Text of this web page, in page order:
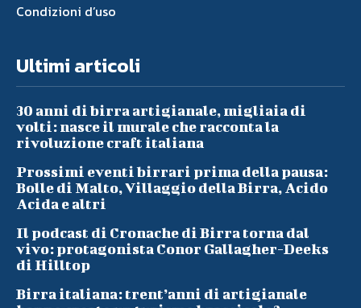
Condizioni d’uso
Ultimi articoli
30 anni di birra artigianale, migliaia di
volti: nasce il murale che racconta la
rivoluzione craft italiana
Prossimi eventi birrari prima della pausa:
Bolle di Malto, Villaggio della Birra, Acido
Acida e altri
Il podcast di Cronache di Birra torna dal
vivo: protagonista Conor Gallagher-Deeks
di Hilltop
Birra italiana: trent’anni di artigianale